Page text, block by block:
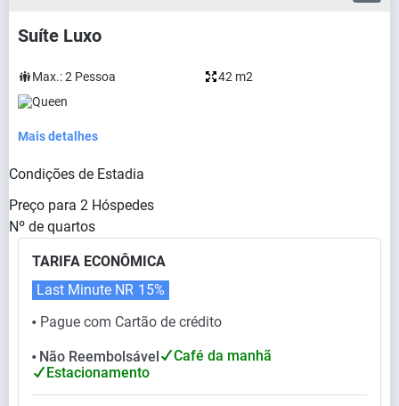
Suíte Luxo
Max.:2 Pessoa
42 m2
Queen
Mais detalhes
Condições de Estadia
Preço para 2 Hóspedes
Nº de quartos
TARIFA ECONÔMICA
⬤ Pague com Cartão de crédito
Last Minute NR 15%
⬤ Não Reembolsável
Café da manhã
Estacionamento